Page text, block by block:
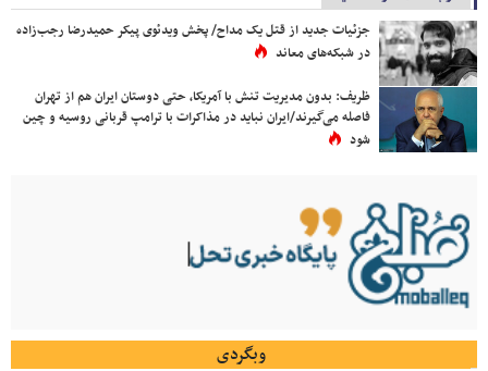
جزئیات جدید از قتل یک مداح/ پخش ویدئوی پیکر حمیدرضا رجب‌زاده
در شبکه‌های معاند
ظریف: بدون مدیریت تنش با آمریکا، حتی دوستان ایران هم از تهران
فاصله می‌گیرند/ایران نباید در مذاکرات با ترامپ قربانی روسیه و چین
شود
وبگردی